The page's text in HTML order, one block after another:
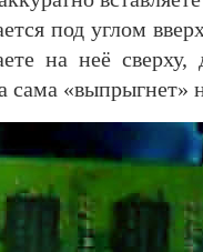
под углом
на неё
сама «выпрыгнет»